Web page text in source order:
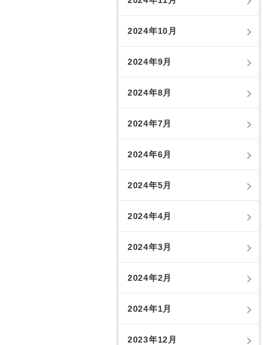
2024年10月
2024年9月
2024年8月
2024年7月
2024年6月
2024年5月
2024年4月
2024年3月
2024年2月
2024年1月
2023年12月